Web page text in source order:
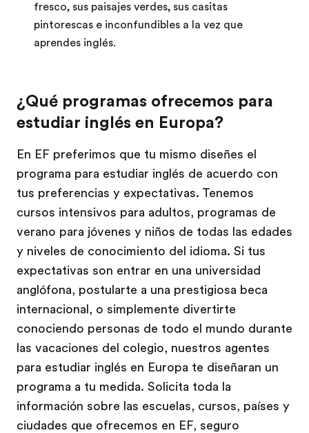
fresco, sus paisajes verdes, sus casitas
pintorescas e inconfundibles a la vez que
aprendes inglés.
¿Qué programas ofrecemos para
estudiar inglés en Europa?
En EF preferimos que tu mismo diseñes el
programa para estudiar inglés de acuerdo con
tus preferencias y expectativas. Tenemos
cursos intensivos para adultos, programas de
verano para jóvenes y niños de todas las edades
y niveles de conocimiento del idioma. Si tus
expectativas son entrar en una universidad
anglófona, postularte a una prestigiosa beca
internacional, o simplemente divertirte
conociendo personas de todo el mundo durante
las vacaciones del colegio, nuestros agentes
para estudiar inglés en Europa te diseñaran un
programa a tu medida. Solicita toda la
información sobre las escuelas, cursos, países y
ciudades que ofrecemos en EF, seguro